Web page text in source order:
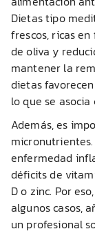
Dietas tipo
frescos, ricas
de oliva y
mantener la
dietas
lo que se
Además, es
enfermedad
déficits de
D o zinc. Por
algunos casos,
un profesional